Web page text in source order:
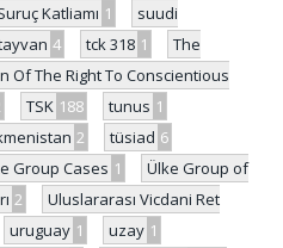
Katliamı 1
suudi
4 tck 318 1
The
Of The Right To Conscientious
TSK 188 tunus 1
2 tüsiad 6
Group Cases 1
Ülke Group of
2
Uluslararası Vicdani Ret
uruguay 1 uzay 1